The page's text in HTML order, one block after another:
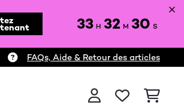
33 H 32 M 28 S
FAQs, Aide & Retour des articles